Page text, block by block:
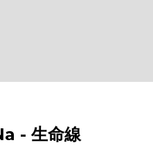
- 生命線